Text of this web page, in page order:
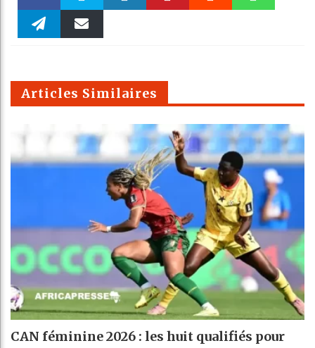
Faceboo Twitter
m
Articles Similaires
CAN féminine 2026 : les huit qualifiés pour